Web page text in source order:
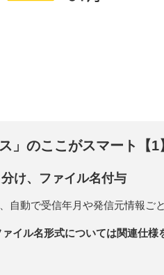
」のここがスマート【1
け、ファイル名付与
自動で受信年月や発信元情報
イル名形式については関連仕様